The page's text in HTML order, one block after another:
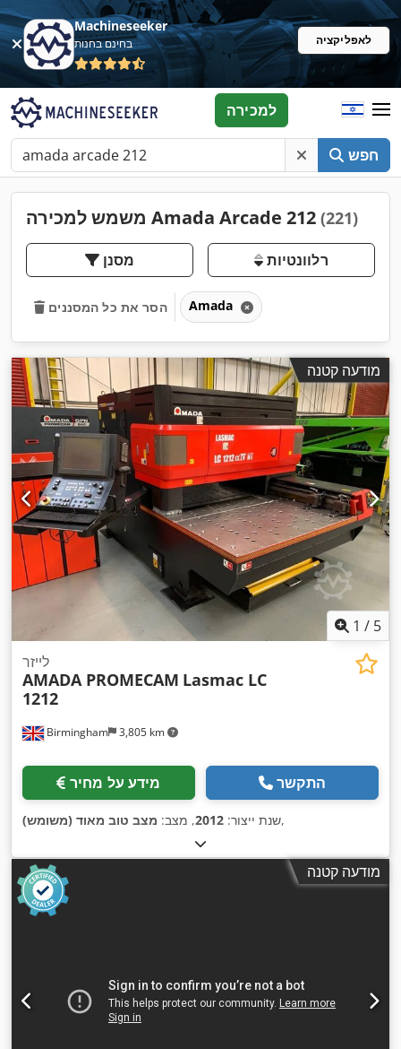
Machineseeker
בחינם בחנות לאפליקציה
חפש
למכירה
משמש למכירה Amada Arcade 212 (221)
מסנן רלוונטיות
הסר את כל המסננים Amada
מודעה קטנה
1 / 5
Birmingham 3,805 km
לייזר
AMADA PROMECAM Lasmac LC
1212
מידע על מחיר התקשר
שנת ייצור: 2012, מצב: מצב טוב מאוד (משומש) ,
מודעה קטנה